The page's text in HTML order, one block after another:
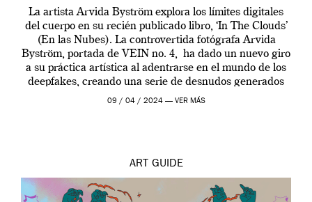
La artista Arvida Byström explora los límites digitales
del cuerpo en su recién publicado libro, ‘In The Clouds’
(En las Nubes). La controvertida fotógrafa Arvida
Byström, portada de VEIN no. 4, ha dado un nuevo giro
a su práctica artística al adentrarse en el mundo de los
deepfakes, creando una serie de desnudos generados
por […]
09 / 04 / 2024 — VER MÁS
ART GUIDE